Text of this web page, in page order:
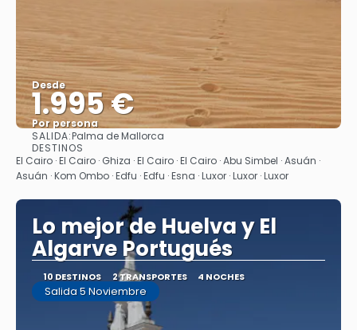
Desde
1.995 €
Por persona
SALIDA:Palma de Mallorca
DESTINOS
El Cairo · El Cairo · Ghiza · El Cairo · El Cairo · Abu Simbel · Asuán ·
Asuán · Kom Ombo · Edfu · Edfu · Esna · Luxor · Luxor · Luxor
Lo mejor de Huelva y El
Algarve Portugués
10 DESTINOS 2 TRANSPORTES 4 NOCHES
Salida 5 Noviembre